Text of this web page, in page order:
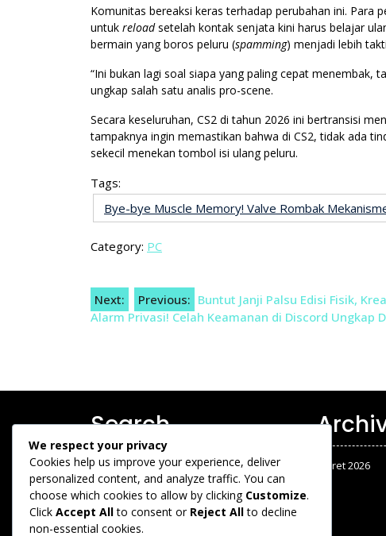
Komunitas bereaksi keras terhadap perubahan ini. Para
untuk reloadsetelah kontak senjata kini harus belajar
bermain yang boros peluru (spamming) menjadi lebih
“Ini bukan lagi soal siapa yang paling cepat menembak,
ungkap salah satu analis pro-scene.
Secara keseluruhan, CS2 di tahun 2026 ini bertransisi
tampaknya ingin memastikan bahwa di CS2, tidak ada
sekecil menekan tombol isi ulang peluru.
Tags:
Bye-bye Muscle Memory! Valve Rombak
Category: PC
Navigasi
Previous: Buntut Janji Palsu Edisi Fisik,
Next:
Alarm Privasi! Celah Keamanan di Discord Ungkap
Search
Search
Maret 2026
We respect your privacy
Cookies help us improve your experience, deliver
personalized content, and analyze traffic. You can
choose which cookies to allow by clicking Customize.
Click Accept Allto consent or Reject Allto decline
non-essential cookies.